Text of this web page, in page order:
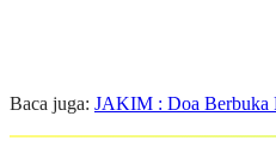
Baca juga: JAKIM : Doa Berbuka